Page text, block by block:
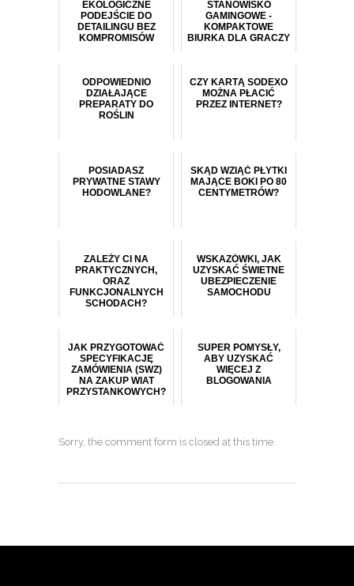
EKOLOGICZNE
PODEJŚCIE DO
DETAILINGU BEZ
KOMPROMISÓW
STANOWISKO
GAMINGOWE -
KOMPAKTOWE
BIURKA DLA GRACZY
ODPOWIEDNIO
DZIAŁAJĄCE
PREPARATY DO
ROŚLIN
CZY KARTĄ SODEXO
MOŻNA PŁACIĆ
PRZEZ INTERNET?
POSIADASZ
PRYWATNE STAWY
HODOWLANE?
SKĄD WZIĄĆ PŁYTKI
MAJĄCE BOKI PO 80
CENTYMETRÓW?
ZALEŻY CI NA
PRAKTYCZNYCH,
ORAZ
FUNKCJONALNYCH
SCHODACH?
WSKAZÓWKI, JAK
UZYSKAĆ ŚWIETNE
UBEZPIECZENIE
SAMOCHODU
JAK PRZYGOTOWAĆ
SPECYFIKACJĘ
ZAMÓWIENIA (SWZ)
NA ZAKUP WIAT
PRZYSTANKOWYCH?
SUPER POMYSŁY,
ABY UZYSKAĆ
WIĘCEJ Z
BLOGOWANIA
Sorry, the comment form is closed at this time.